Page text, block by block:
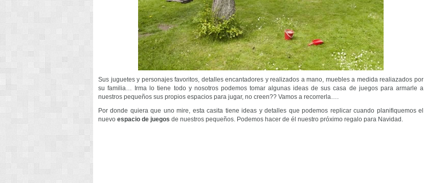
Sus juguetes y personajes favoritos, detalles encantadores y realizados a mano, muebles a medida realiazados por
su familia… Irma lo tiene todo y nosotros podemos tomar algunas ideas de sus casa de juegos para armarle a
nuestros pequeños sus propios espacios para jugar, no creen?? Vamos a recorrerla….
Por donde quiera que uno mire, esta casita tiene ideas y detalles que podemos replicar cuando planifiquemos el
nuevo espacio de juegos de nuestros pequeños. Podemos hacer de él nuestro próximo regalo para Navidad.